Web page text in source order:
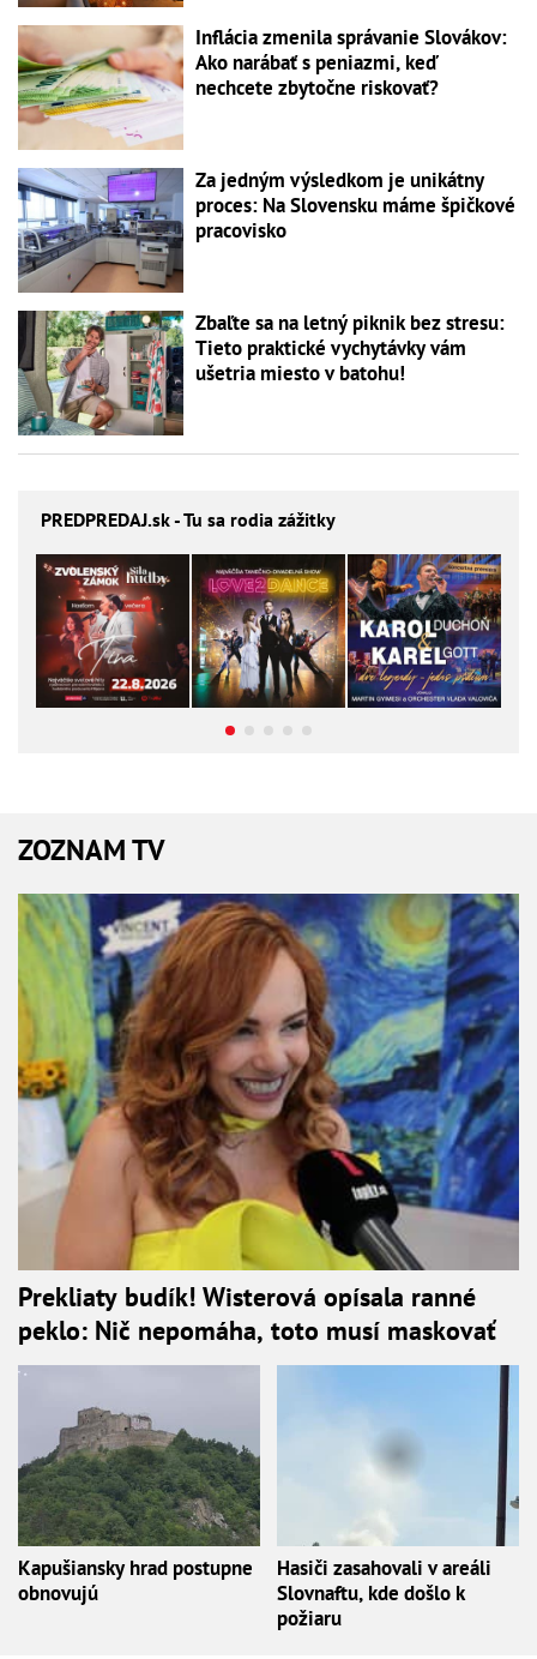
Inflácia zmenila správanie Slovákov:
Ako narábať s peniazmi, keď
nechcete zbytočne riskovať?
Za jedným výsledkom je unikátny
proces: Na Slovensku máme špičkové
pracovisko
Zbaľte sa na letný piknik bez stresu:
Tieto praktické vychytávky vám
ušetria miesto v batohu!
PREDPREDAJ.sk - Tu sa rodia zážitky
ZOZNAM TV
Prekliaty budík! Wisterová opísala ranné
peklo: Nič nepomáha, toto musí maskovať
Kapušiansky hrad postupne
obnovujú
Hasiči zasahovali v areáli
Slovnaftu, kde došlo k
požiaru